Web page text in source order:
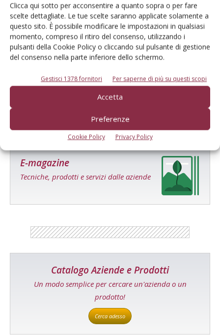
Clicca qui sotto per acconsentire a quanto sopra o per fare
scelte dettagliate. Le tue scelte saranno applicate solamente a
questo sito. È possibile modificare le impostazioni in qualsiasi
momento, compreso il ritiro del consenso, utilizzando i
pulsanti della Cookie Policy o cliccando sul pulsante di gestione
del consenso nella parte inferiore dello schermo.
Gestisci 1378 fornitori Per saperne di più su questi scopi
Accetta
Preferenze
Cookie Policy Privacy Policy
Redazione Frutticoltura
E-magazine
Tecniche, prodotti e servizi dalle aziende
Catalogo Aziende e Prodotti
Un modo semplice per cercare un'azienda o un
prodotto!
Cerca adesso